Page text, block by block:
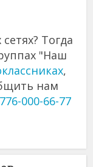
Тогда
"Наш
,
нам
000-66-77